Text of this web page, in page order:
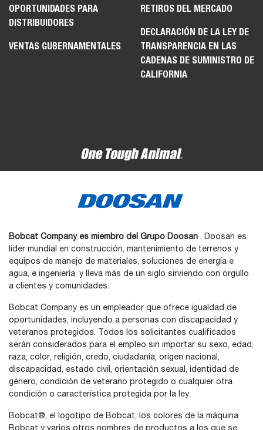
OPORTUNIDADES PARA
DISTRIBUIDORES
VENTAS GUBERNAMENTALES
RETIROS DEL MERCADO
DECLARACIÓN DE LA LEY DE
TRANSPARENCIA EN LAS
CADENAS DE SUMINISTRO DE
CALIFORNIA
Bobcat Company es miembro del Grupo Doosan . Doosan es
líder mundial en construcción, mantenimiento de terrenos y
equipos de manejo de materiales, soluciones de energía e
agua, e ingeniería, y lleva más de un siglo sirviendo con orgullo
a clientes y comunidades.
Bobcat Company es un empleador que ofrece igualdad de
oportunidades, incluyendo a personas con discapacidad y
veteranos protegidos. Todos los solicitantes cualificados
serán considerados para el empleo sin importar su sexo, edad,
raza, color, religión, credo, ciudadanía, origen nacional,
discapacidad, estado civil, orientación sexual, identidad de
género, condición de veterano protegido o cualquier otra
condición o característica protegida por la ley.
Bobcat®, el logotipo de Bobcat, los colores de la máquina
Bobcat y varios otros nombres de productos a los que se